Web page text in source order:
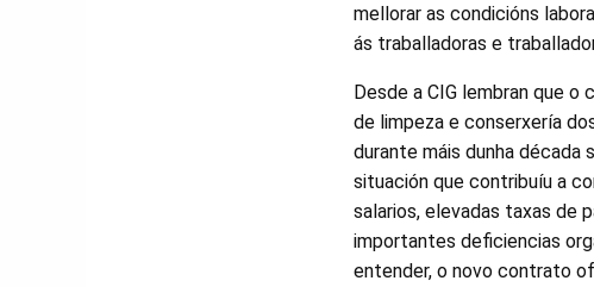
mellorar as condicións
ás traballadoras e
Desde a CIG lembran que o
de limpeza e conserxería
durante máis dunha década
situación que contribuíu a
salarios, elevadas taxas de
importantes deficiencias
entender, o novo contrato